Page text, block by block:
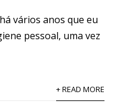
vários anos que eu
pessoal, uma vez
+ READ MORE